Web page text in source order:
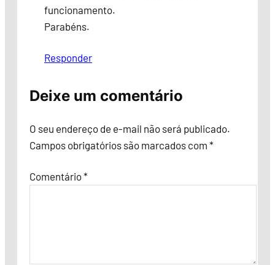
funcionamento.
Parabéns.
Responder
Deixe um comentário
O seu endereço de e-mail não será publicado.
Campos obrigatórios são marcados com *
Comentário*